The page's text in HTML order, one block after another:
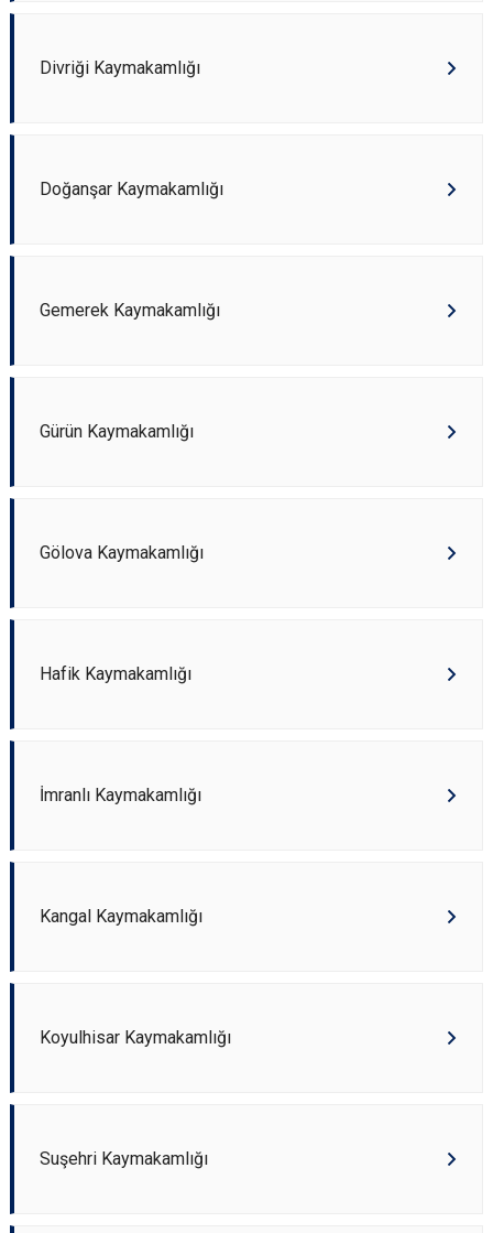
Divriği Kaymakamlığı
Doğanşar Kaymakamlığı
Gemerek Kaymakamlığı
Gürün Kaymakamlığı
Gölova Kaymakamlığı
Hafik Kaymakamlığı
İmranlı Kaymakamlığı
Kangal Kaymakamlığı
Koyulhisar Kaymakamlığı
Suşehri Kaymakamlığı